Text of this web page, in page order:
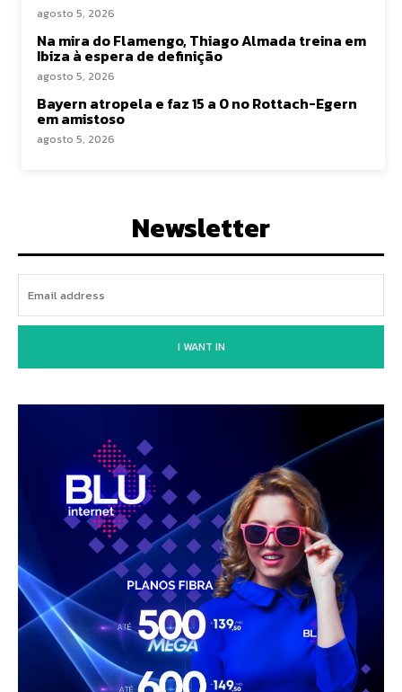
agosto 5, 2026
Na mira do Flamengo, Thiago Almada treina em
Ibiza à espera de definição
agosto 5, 2026
Bayern atropela e faz 15 a 0 no Rottach-Egern
em amistoso
agosto 5, 2026
Newsletter
I WANT IN